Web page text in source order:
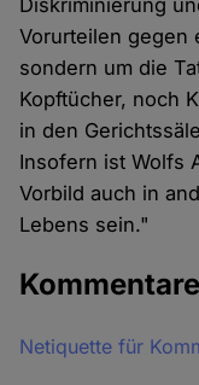
Diskriminierung
Vorurteilen gegen
sondern um die
Kopftücher, noch
in den
Insofern ist Wolfs
Vorbild auch in
Lebens sein."
Kommentare
Netiquette für